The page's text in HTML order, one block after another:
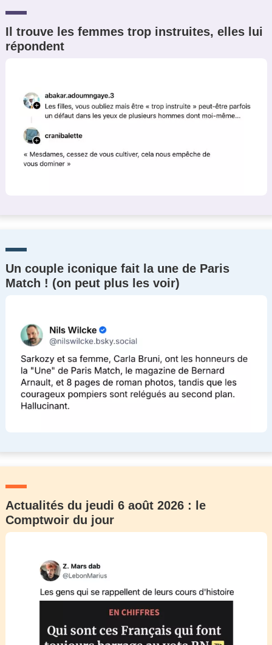
Il trouve les femmes trop instruites, elles lui
répondent
Un couple iconique fait la une de Paris
Match ! (on peut plus les voir)
Actualités du jeudi 6 août 2026 : le
Comptwoir du jour